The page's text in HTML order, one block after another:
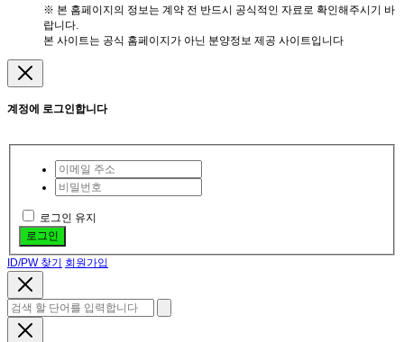
※ 본 홈페이지의 정보는 계약 전 반드시 공식적인 자료로 확인해주시기 바
랍니다.
본 사이트는 공식 홈페이지가 아닌 분양정보 제공 사이트입니다
계정에 로그인합니다
로그인 유지
로그인
ID/PW 찾기 회원가입